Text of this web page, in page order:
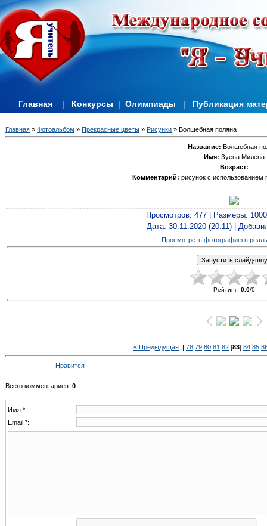
Главная | Конкурсы | Олимпиады | Публикация
Главная » Фотоальбом » Прекрасные цветы » Рисунки » Волшебная поляна
Название: Волшебная
Имя: Зуева Милена
Возраст:
Комментарий: рисунок с использованием
Просмотров: 477 | Размеры:
Дата: 30.11.2020 (20:11) |
Просмотреть фотографию в
Рейтинг: 0.0/0
« Предыдущая | 78 79 80 81 82 [83] 84 85
Нравится
Всего комментариев: 0
Имя *:
Email *: